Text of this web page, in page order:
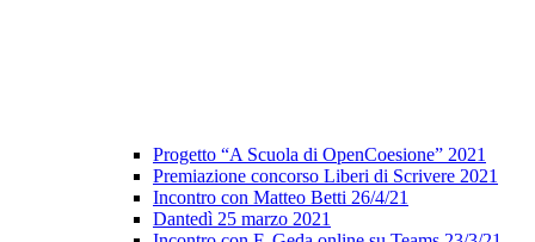
Progetto “A Scuola di OpenCoesione” 2021
Premiazione concorso Liberi di Scrivere 2021
Incontro con Matteo Betti 26/4/21
Dantedì 25 marzo 2021